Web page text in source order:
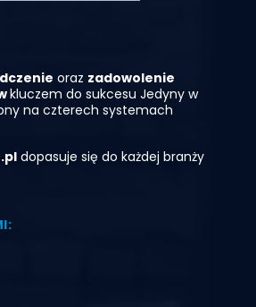
oraz zadowolenie
kluczem do sukcesu Jedyny w
na czterech systemach
dopasuje się do każdej branży